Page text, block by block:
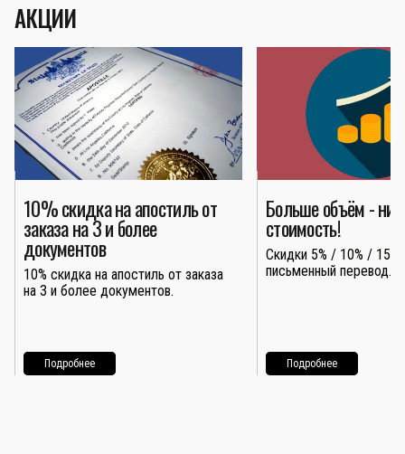
АКЦИИ
10% скидка на апостиль от
заказа на 3 и более
документов
10% скидка на апостиль от заказа
на 3 и более документов.
Подробнее
Больше объём -
стоимость!
Скидки 5% / 10% / 15%
письменный перевод.
Подробнее